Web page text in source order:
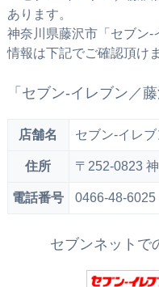
あります。
神奈川県藤沢市「セブン
情報は下記でご確認頂けま
「セブン‐イレブン／
店舗名 セブン‐イレ
住所 〒252-0823
電話番号 0466-48-6025
セブンネットで